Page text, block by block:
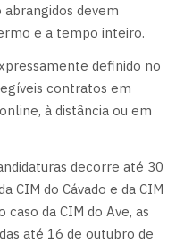
devem
e a tempo inteiro.
definido no
contratos em
à distância ou em
decorre até 30
CIM do Cávado e da CIM
da CIM do Ave, as
até 16 de outubro de